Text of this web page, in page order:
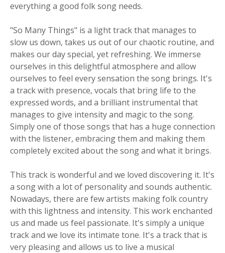
everything a good folk song needs.
"So Many Things" is a light track that manages to
slow us down, takes us out of our chaotic routine, and
makes our day special, yet refreshing. We immerse
ourselves in this delightful atmosphere and allow
ourselves to feel every sensation the song brings. It's
a track with presence, vocals that bring life to the
expressed words, and a brilliant instrumental that
manages to give intensity and magic to the song.
Simply one of those songs that has a huge connection
with the listener, embracing them and making them
completely excited about the song and what it brings.
This track is wonderful and we loved discovering it. It's
a song with a lot of personality and sounds authentic.
Nowadays, there are few artists making folk country
with this lightness and intensity. This work enchanted
us and made us feel passionate. It's simply a unique
track and we love its intimate tone. It's a track that is
very pleasing and allows us to live a musical